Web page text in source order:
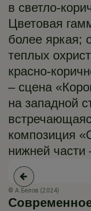
в светло-
Цветовая
более яркая;
теплых
красно-
– сцена
на западной
композиция
нижней части
© А.Белов (2024)